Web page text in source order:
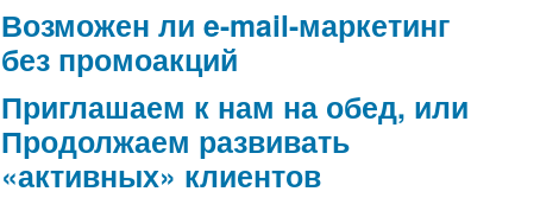
Возможен ли e-mail-маркетинг
без промоакций
Приглашаем к нам на обед, или
Продолжаем развивать
«активных» клиентов